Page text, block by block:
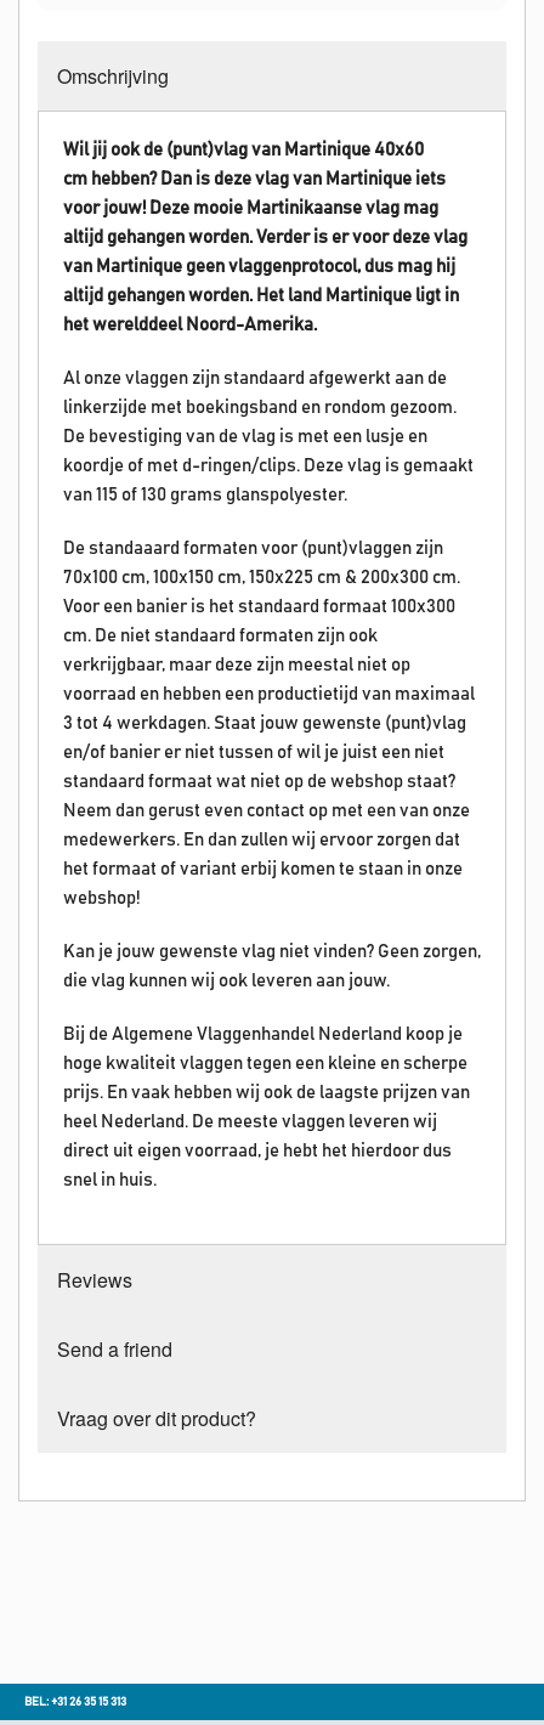
Omschrijving
Wil jij ook de (punt)vlag van Martinique 40x60
cm hebben? Dan is deze vlag van Martinique iets
voor jouw! Deze mooie Martinikaanse vlag mag
altijd gehangen worden. Verder is er voor deze vlag
van Martinique geen vlaggenprotocol, dus mag hij
altijd gehangen worden. Het land Martinique ligt in
het werelddeel Noord-Amerika.
Al onze vlaggen zijn standaard afgewerkt aan de
linkerzijde met boekingsband en rondom gezoom.
De bevestiging van de vlag is met een lusje en
koordje of met d-ringen/clips. Deze vlag is gemaakt
van 115 of 130 grams glanspolyester.
De standaaard formaten voor (punt)vlaggen zijn
70x100 cm, 100x150 cm, 150x225 cm & 200x300 cm.
Voor een banier is het standaard formaat 100x300
cm. De niet standaard formaten zijn ook
verkrijgbaar, maar deze zijn meestal niet op
voorraad en hebben een productietijd van maximaal
3 tot 4 werkdagen. Staat jouw gewenste (punt)vlag
en/of banier er niet tussen of wil je juist een niet
standaard formaat wat niet op de webshop staat?
Neem dan gerust even contact op met een van onze
medewerkers. En dan zullen wij ervoor zorgen dat
het formaat of variant erbij komen te staan in onze
webshop!
Kan je jouw gewenste vlag niet vinden? Geen zorgen,
die vlag kunnen wij ook leveren aan jouw.
Bij de Algemene Vlaggenhandel Nederland koop je
hoge kwaliteit vlaggen tegen een kleine en scherpe
prijs. En vaak hebben wij ook de laagste prijzen van
heel Nederland. De meeste vlaggen leveren wij
direct uit eigen voorraad, je hebt het hierdoor dus
snel in huis.
Reviews
Send a friend
Vraag over dit product?
BEL: +31 26 35 15 313